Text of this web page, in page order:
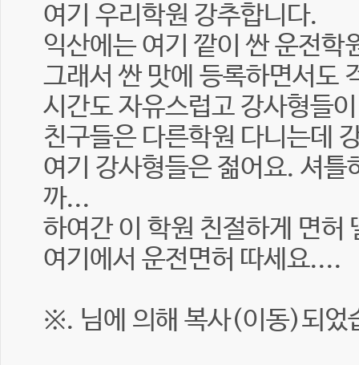
여기 우리학원 강추합니다.
익산에는 여기 깥이 싼 운전학
그래서 싼 맛에 등록하면서도
시간도 자유스럽고 강사형들
친구들은 다른학원 다니는데
여기 강사형들은 젊어요. 셔틀
까...
하여간 이 학원 친절하게 면허
여기에서 운전면허 따세요....
※. 님에 의해 복사(이동)되